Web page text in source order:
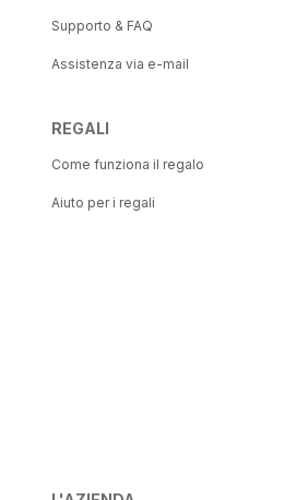
Supporto & FAQ
Assistenza via e-mail
REGALI
Come funziona il regalo
Aiuto per i regali